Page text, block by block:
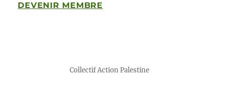
DEVENIR MEMBRE
Collectif Action Palestine